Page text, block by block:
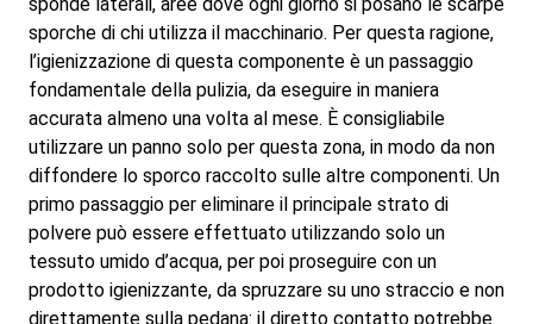
sporche di chi utilizza il macchinario. Per questa ragione,
l’igienizzazione di questa componente è un passaggio
fondamentale della pulizia, da eseguire in maniera
accurata almeno una volta al mese. È consigliabile
utilizzare un panno solo per questa zona, in modo da non
diffondere lo sporco raccolto sulle altre componenti. Un
primo passaggio per eliminare il principale strato di
polvere può essere effettuato utilizzando solo un
tessuto umido d’acqua, per poi proseguire con un
prodotto igienizzante, da spruzzare su uno straccio e non
direttamente sulla pedana: il diretto contatto potrebbe